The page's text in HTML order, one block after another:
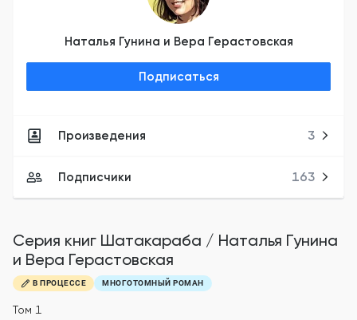
Наталья Гунина и Вера Герастовская
Подписаться
Произведения 3
Подписчики 163
Серия книг Шатакараба / Наталья Гунина
и Вера Герастовская
В ПРОЦЕССЕ МНОГОТОМНЫЙ РОМАН
Том 1